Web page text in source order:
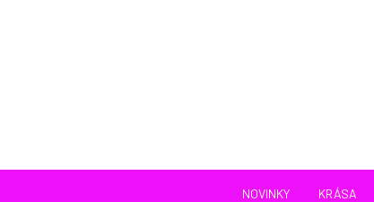
Pouze ženy –
NOVINKY KRÁSA